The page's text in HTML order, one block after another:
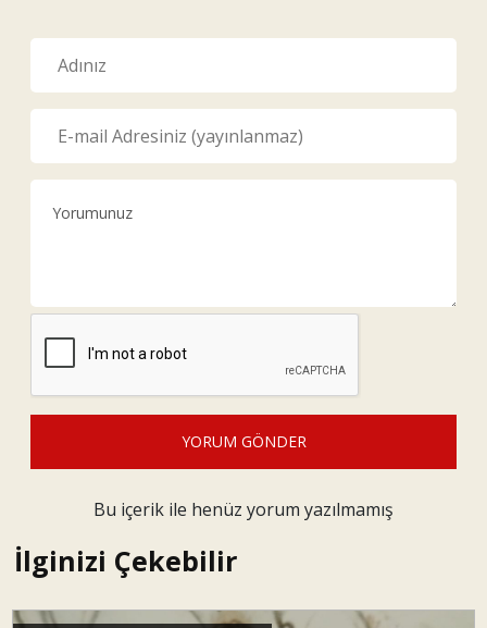
YORUM GÖNDER
Bu içerik ile henüz yorum yazılmamış
İlginizi Çekebilir